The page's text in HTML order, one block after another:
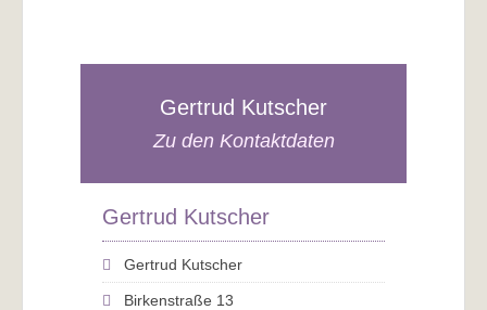
Gertrud Kutscher
Zu den Kontaktdaten
Gertrud Kutscher
Gertrud Kutscher
Birkenstraße 13